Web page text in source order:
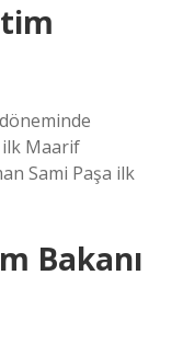
ilk Maarif
Sami Paşa ilk
Bakanı